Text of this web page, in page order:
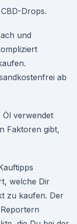
Drops.
und
ab
Öl verwendet
Faktoren gibt,
welche Dir
zu kaufen. Der